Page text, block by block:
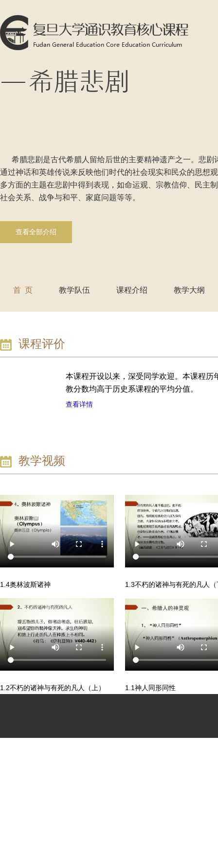
希腊悲剧是古代希腊人留给后世的主要精神遗产之一。悲剧
通过神话和英雄传说来反映他们时代的社会现实和民众的思想
多方面的主题在悲剧中得到表现，如命运观、宗教信仰、民主
社会关系、战争与和平、家庭问题等等。
查看全部介绍
首 页 教学队伍 课程介绍 教学大纲
课程评价
本课程开设以来，深受同学欢迎。 本课程历
教分数均高于历史系课程的平均分值。
查看详情
教学视频
1.4奥林波斯诸神 1.3不朽的诸神与有死的凡人（
1.2不朽的诸神与有死的凡人（上） 1.1神人同形同性